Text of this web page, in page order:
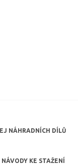
NÁHRADNÍCH DÍLŮ
NÁVODY KE STAŽENÍ